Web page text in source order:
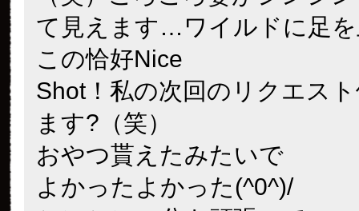
て見えます… ワイルドに足
この恰好Nice
Shot！私の次回のリクエス
ます? （笑）
おやつ貰えたみたいで
よかったよかった(^0^)/